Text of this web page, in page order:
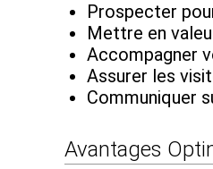
Prospecter
Mettre en
Accompagner
Assurer les
Communiquer
Avantages